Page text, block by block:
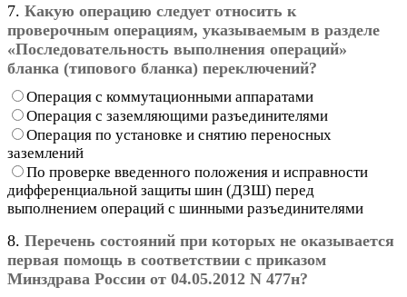
7. Какую операцию следует относить к
проверочным операциям, указываемым в разделе
«Последовательность выполнения операций»
бланка (типового бланка) переключений?
Операция с коммутационными аппаратами
Операция с заземляющими разъединителями
Операция по установке и снятию переносных
заземлений
По проверке введенного положения и исправности
дифференциальной защиты шин (ДЗШ) перед
выполнением операций с шинными разъединителями
8. Перечень состояний при которых не оказывается
первая помощь в соответствии с приказом
Минздрава России от 04.05.2012 N 477н?